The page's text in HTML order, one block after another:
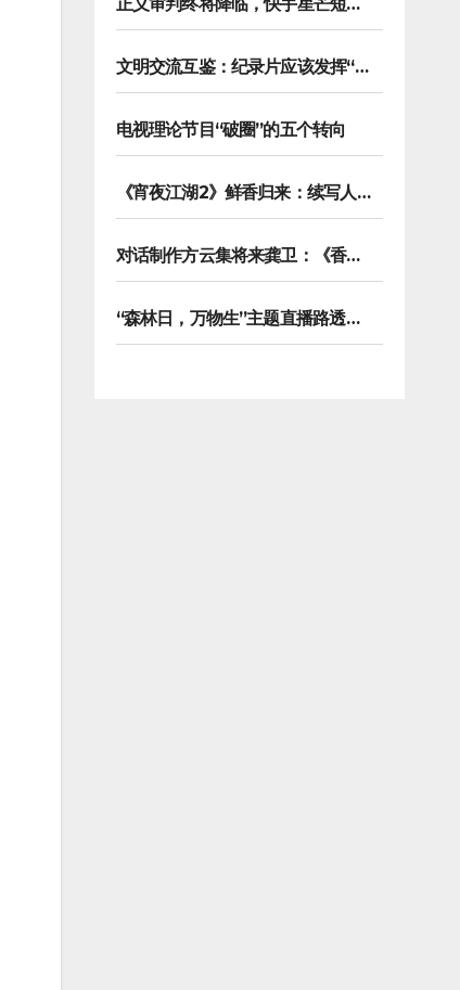
文明交流互鉴：纪录片应该发挥“马可波罗”的作用
电视理论节目“破圈”的五个转向
《宵夜江湖2》鲜香归来：续写人类学视野下的烟火漫游记
对话制作方云集将来龚卫：《香港请回答》缘何接连获国际传播大奖
“森林日，万物生”主题直播路透，8K纪录片《万物之生》今晚播出